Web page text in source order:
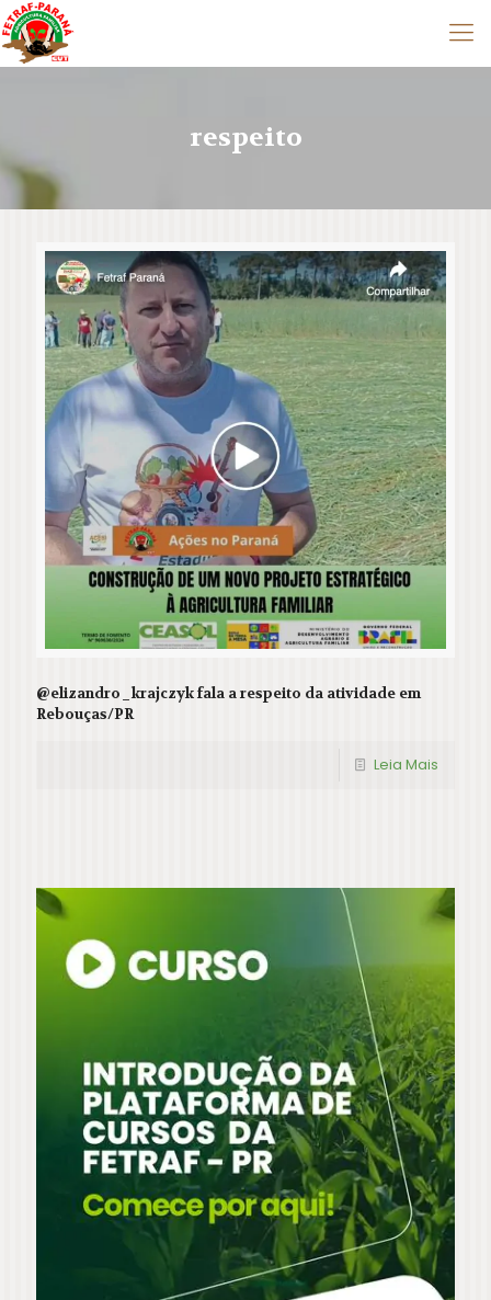
respeito
@elizandro_krajczyk fala a respeito da atividade em
Rebouças/PR
Leia Mais